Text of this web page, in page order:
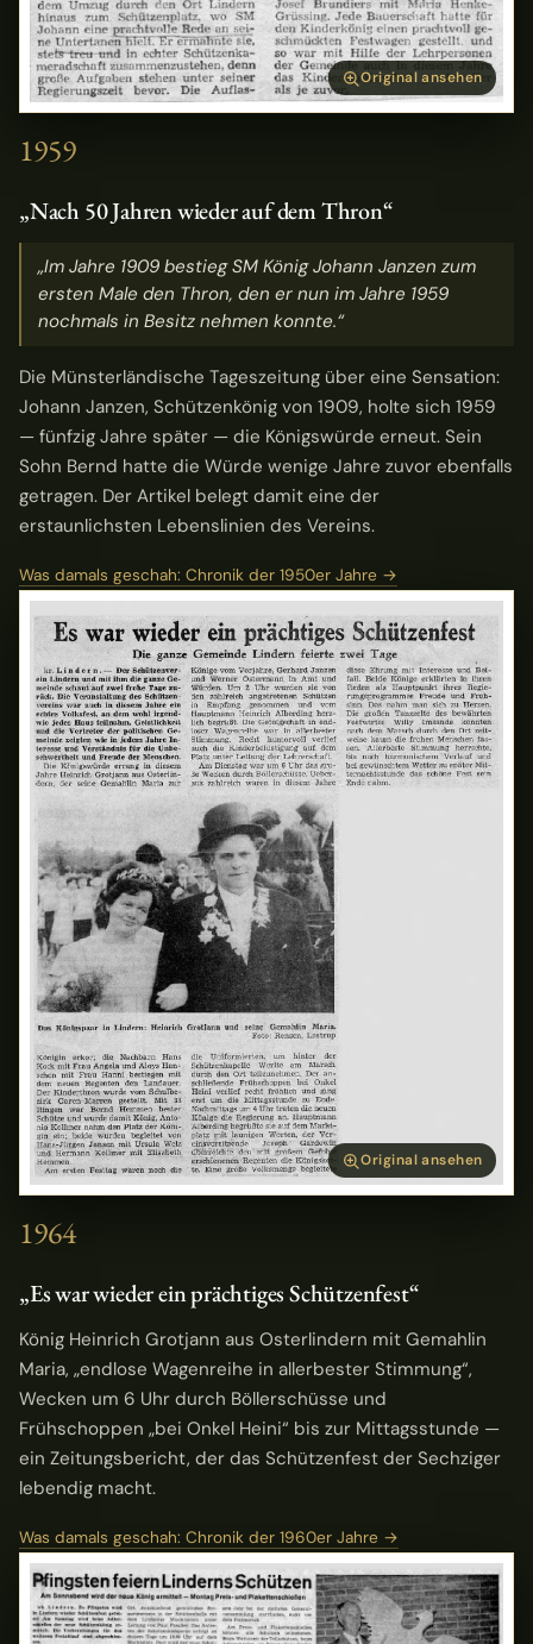
Original ansehen
1959
„Nach 50 Jahren wieder auf dem Thron“
„Im Jahre 1909 bestieg SM König Johann Janzen zum
ersten Male den Thron, den er nun im Jahre 1959
nochmals in Besitz nehmen konnte.“
Die Münsterländische Tageszeitung über eine Sensation:
Johann Janzen, Schützenkönig von 1909, holte sich 1959
— fünfzig Jahre später — die Königswürde erneut. Sein
Sohn Bernd hatte die Würde wenige Jahre zuvor ebenfalls
getragen. Der Artikel belegt damit eine der
erstaunlichsten Lebenslinien des Vereins.
Was damals geschah: Chronik der 1950er Jahre →
Original ansehen
1964
„Es war wieder ein prächtiges Schützenfest“
König Heinrich Grotjann aus Osterlindern mit Gemahlin
Maria, „endlose Wagenreihe in allerbester Stimmung“,
Wecken um 6 Uhr durch Böllerschüsse und
Frühschoppen „bei Onkel Heini“ bis zur Mittagsstunde —
ein Zeitungsbericht, der das Schützenfest der Sechziger
lebendig macht.
Was damals geschah: Chronik der 1960er Jahre →